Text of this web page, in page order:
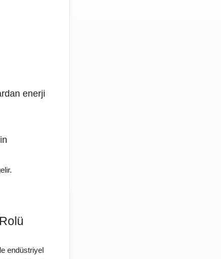
enerji
endüstriyel